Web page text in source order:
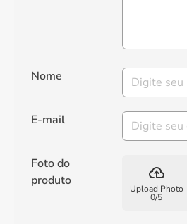
Nome
E-mail
Foto do
produto
backup
Upload Photo
0/5